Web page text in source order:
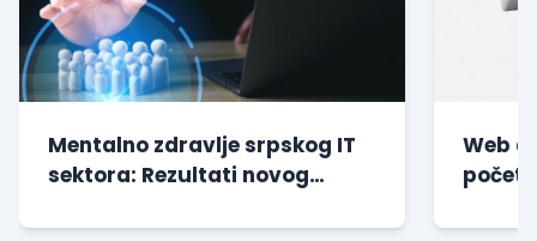
Mentalno zdravlje srpskog IT
sektora: Rezultati novog
Web